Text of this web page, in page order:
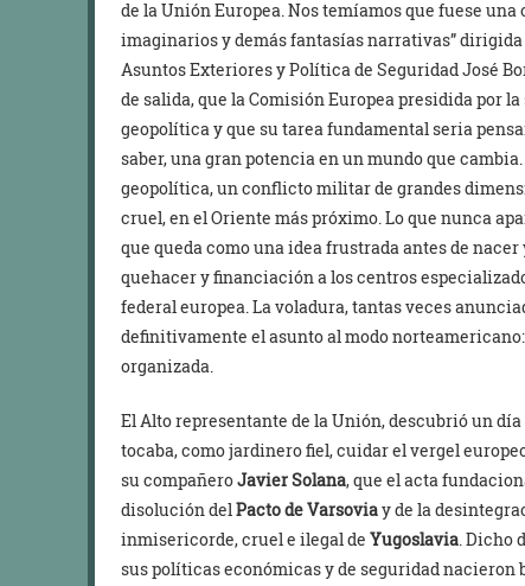
de la Unión Europea. Nos temíamos que fuese
imaginarios y demás fantasías narrativas”
Asuntos Exteriores y Política de Seguridad José
de salida, que la Comisión Europea presidida por la
geopolítica y que su tarea fundamental seria
saber, una gran potencia en un mundo que
geopolítica, un conflicto militar de grandes
cruel, en el Oriente más próximo. Lo que nunca
que queda como una idea frustrada antes de
quehacer y financiación a los centros
federal europea. La voladura, tantas veces
definitivamente el asunto al modo
organizada.
El Alto representante de la Unión, descubrió un
tocaba, como jardinero fiel, cuidar el vergel
su compañeroJavier Solana, que el acta
disolución delPacto de Varsoviay de la
inmisericorde, cruel e ilegal de Yugoslavia. Dicho
sus políticas económicas y de seguridad